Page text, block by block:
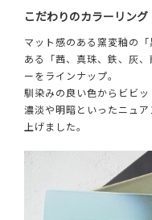
こだわりのカラーリング
マット感のある窯変釉の
ある「茜、真珠、鉄、灰
ーをラインナップ。
馴染みの良い色からビビッ
濃淡や明暗といったニュ
上げました。